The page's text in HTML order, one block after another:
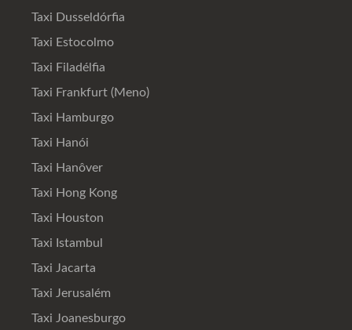
Taxi Dusseldórfia
Taxi Estocolmo
Taxi Filadélfia
Taxi Frankfurt (Meno)
Taxi Hamburgo
Taxi Hanói
Taxi Hanôver
Taxi Hong Kong
Taxi Houston
Taxi Istambul
Taxi Jacarta
Taxi Jerusalém
Taxi Joanesburgo